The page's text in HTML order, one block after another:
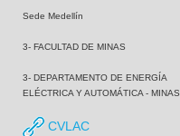
Sede Medellín
3- FACULTAD DE MINAS
3- DEPARTAMENTO DE ENERGÍA
ELÉCTRICA Y AUTOMÁTICA - MINAS
CVLAC